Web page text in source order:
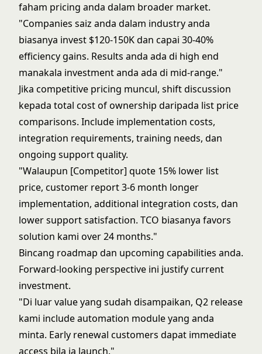
faham pricing anda dalam broader market.
"Companies saiz anda dalam industry anda
biasanya invest $120-150K dan capai 30-40%
efficiency gains. Results anda ada di high end
manakala investment anda ada di mid-range."
Jika competitive pricing muncul, shift discussion
kepada total cost of ownership daripada list price
comparisons. Include implementation costs,
integration requirements, training needs, dan
ongoing support quality.
"Walaupun [Competitor] quote 15% lower list
price, customer report 3-6 month longer
implementation, additional integration costs, dan
lower support satisfaction. TCO biasanya favors
solution kami over 24 months."
Bincang roadmap dan upcoming capabilities anda.
Forward-looking perspective ini justify current
investment.
"Di luar value yang sudah disampaikan, Q2 release
kami include automation module yang anda
minta. Early renewal customers dapat immediate
access bila ia launch."